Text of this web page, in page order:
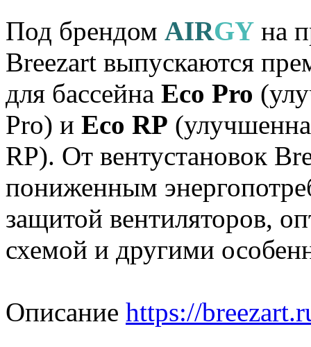
Под брендом AIRGY на
Breezart выпускаются
для бассейна Eco Pro
Pro) и Eco RP
RP). От вентустановок
пониженным
защитой вентиляторов,
схемой и другими
Описание https://